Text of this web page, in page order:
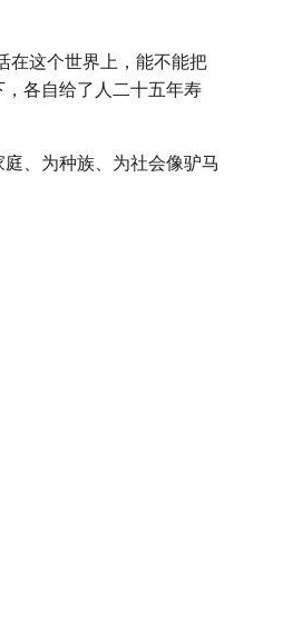
在这个世界上，能不能把
各自给了人二十五年寿
、为种族、为社会像驴马